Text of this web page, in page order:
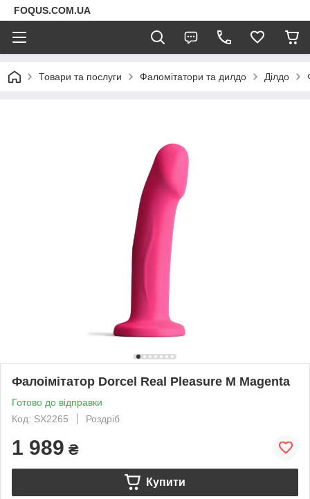
FOQUS.COM.UA
Товари та послуги Фаломітатори та дилдо Ділдо
Фалоімітатор Dorcel Real Pleasure M Magenta
Готово до відправки
Код: SX2265
Роздріб
1 989 ₴
Купити